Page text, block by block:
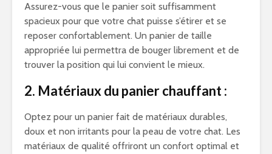
Assurez-vous que le panier soit suffisamment
spacieux pour que votre chat puisse s’étirer et se
reposer confortablement. Un panier de taille
appropriée lui permettra de bouger librement et de
trouver la position qui lui convient le mieux.
2. Matériaux du panier chauffant :
Optez pour un panier fait de matériaux durables,
doux et non irritants pour la peau de votre chat. Les
matériaux de qualité offriront un confort optimal et